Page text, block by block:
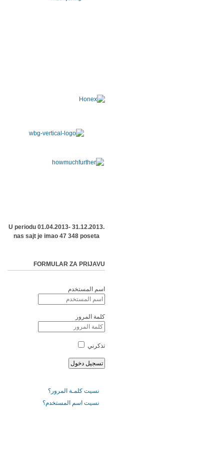
U periodu 01.04.2013- 31.12.2013.
nas sajt je imao 47 348 poseta
FORMULAR ZA PRIJAVU
اسم المستخدم
كلمة المرور
تذكرني
نسيت كلمـة المرور؟
نسيت اسم المستخدم؟